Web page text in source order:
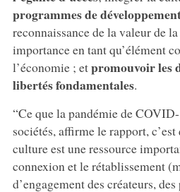
programmes de
reconnaissance de la valeur de
importance en tant qu’élément
l’économie ; etpromouvoir les
libertés fondamentales.
“Ce que la pandémie de
sociétés, affirme le rapport, c’est
culture est une ressource
connexion et le rétablissement
d’engagement des créateurs,